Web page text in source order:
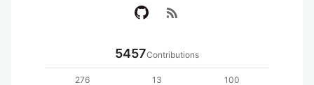
rss_feed
5457Contributions
276
13
100